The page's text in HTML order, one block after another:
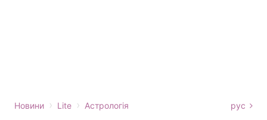
Новини › Lite › Астрологія рус